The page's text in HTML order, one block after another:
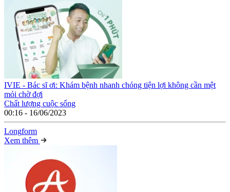
IVIE - Bác sĩ ơi: Khám bệnh nhanh chóng tiện lợi không cần mệt
mỏi chờ đợi
Chất lượng cuộc sống
00:16 - 16/06/2023
Longform
Xem thêm